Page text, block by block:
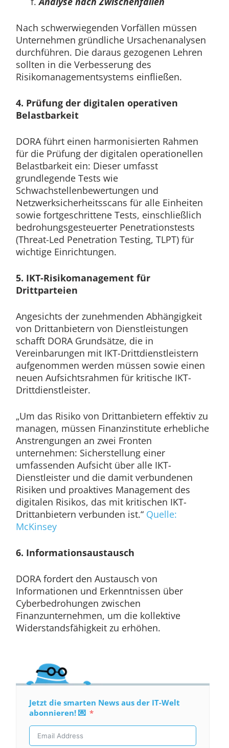
Nach schwerwiegenden Vorfällen müssen
Unternehmen gründliche Ursachenanalysen
durchführen. Die daraus gezogenen Lehren
sollten in die Verbesserung des
Risikomanagementsystems einfließen.
4. Prüfung der digitalen operativen
Belastbarkeit
DORA führt einen harmonisierten Rahmen
für die Prüfung der digitalen operationellen
Belastbarkeit ein: Dieser umfasst
grundlegende Tests wie
Schwachstellenbewertungen und
Netzwerksicherheitsscans für alle Einheiten
sowie fortgeschrittene Tests, einschließlich
bedrohungsgesteuerter Penetrationstests
(Threat-Led Penetration Testing, TLPT) für
wichtige Einrichtungen.
5. IKT-Risikomanagement für
Drittparteien
Angesichts der zunehmenden Abhängigkeit
von Drittanbietern von Dienstleistungen
schafft DORA Grundsätze, die in
Vereinbarungen mit IKT-Drittdienstleistern
aufgenommen werden müssen sowie einen
neuen Aufsichtsrahmen für kritische IKT-
Drittdienstleister.
„Um das Risiko von Drittanbietern effektiv zu
managen, müssen Finanzinstitute erhebliche
Anstrengungen an zwei Fronten
unternehmen: Sicherstellung einer
umfassenden Aufsicht über alle IKT-
Dienstleister und die damit verbundenen
Risiken und proaktives Management des
digitalen Risikos, das mit kritischen IKT-
Drittanbietern verbunden ist.“ Quelle:
McKinsey
6. Informationsaustausch
DORA fordert den Austausch von
Informationen und Erkenntnissen über
Cyberbedrohungen zwischen
Finanzunternehmen, um die kollektive
Widerstandsfähigkeit zu erhöhen.
Jetzt die smarten News aus der IT-Welt
abonnieren! 💌